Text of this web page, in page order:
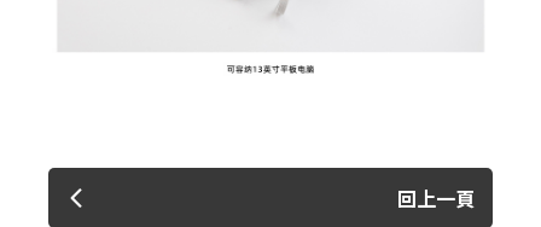
回上一頁